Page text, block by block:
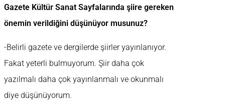
Gazete Kültür Sanat Sayfalarında şiire gereken
önemin verildiğini düşünüyor musunuz?
-Belirli gazete ve dergilerde şiirler yayınlanıyor.
Fakat yeterli bulmuyorum. Şiir daha çok
yazılmalı daha çok yayınlanmalı ve okunmalı
diye düşünüyorum.